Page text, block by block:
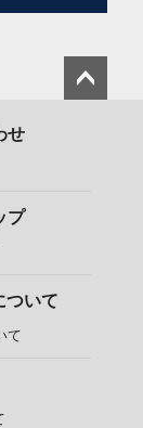
せ
プ
ついて
て